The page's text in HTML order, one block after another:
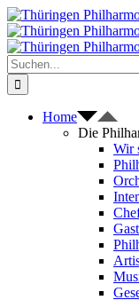
Zum
Inhalt
springen
Suche
nach:
Home
Die
Wir